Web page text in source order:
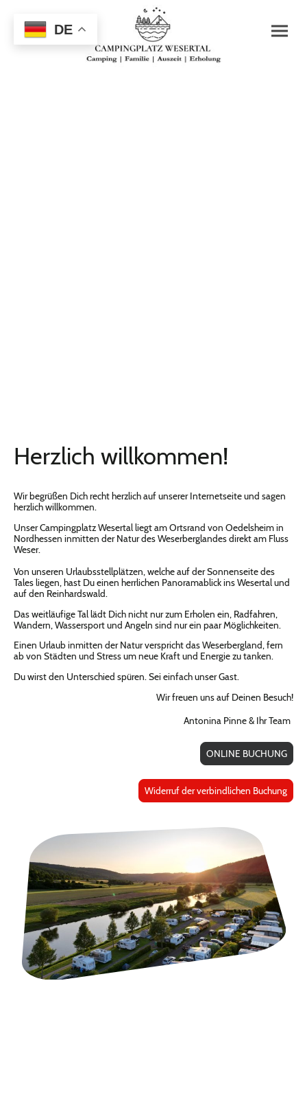
Herzlich willkommen!
Wir begrüßen Dich recht herzlich auf unserer Internetseite und sagen
herzlich willkommen.
Unser Campingplatz Wesertal liegt am Ortsrand von Oedelsheim in
Nordhessen inmitten der Natur des Weserberglandes direkt am Fluss
Weser.
Von unseren Urlaubsstellplätzen, welche auf der Sonnenseite des
Tales liegen, hast Du einen herrlichen Panoramablick ins Wesertal und
auf den Reinhardswald.
Das weitläufige Tal lädt Dich nicht nur zum Erholen ein, Radfahren,
Wandern, Wassersport und Angeln sind nur ein paar Möglichkeiten.
Einen Urlaub inmitten der Natur verspricht das Weserbergland, fern
ab von Städten und Stress um neue Kraft und Energie zu tanken.
Du wirst den Unterschied spüren. Sei einfach unser Gast.
Wir freuen uns auf Deinen Besuch!
Antonina Pinne & Ihr Team
ONLINE BUCHUNG
Widerruf der verbindlichen Buchung
DE